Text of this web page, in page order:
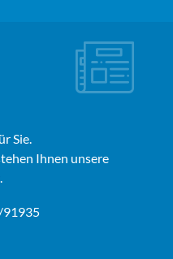
Sie.
Ihnen unsere
91935